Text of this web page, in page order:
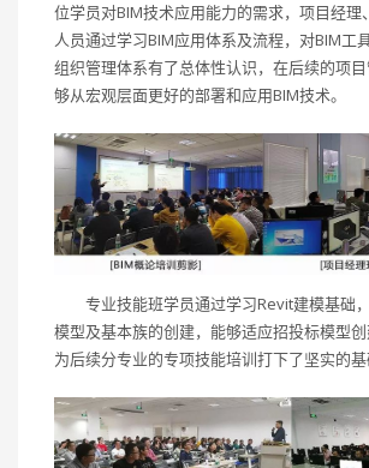
位学员对BIM技术应用能力的需求，项目经理
人员通过学习BIM应用体系及流程，对BIM工
组织管理体系有了总体性认识，在后续的项
够从宏观层面更好的部署和应用BIM技术。
专业技能班学员通过学习Revit建模基础
模型及基本族的创建，能够适应招投标模型
为后续分专业的专项技能培训打下了坚实的基